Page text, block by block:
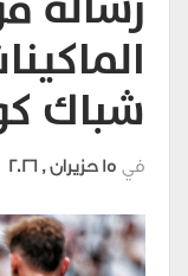
شباك
في 15 حزيران , 2026